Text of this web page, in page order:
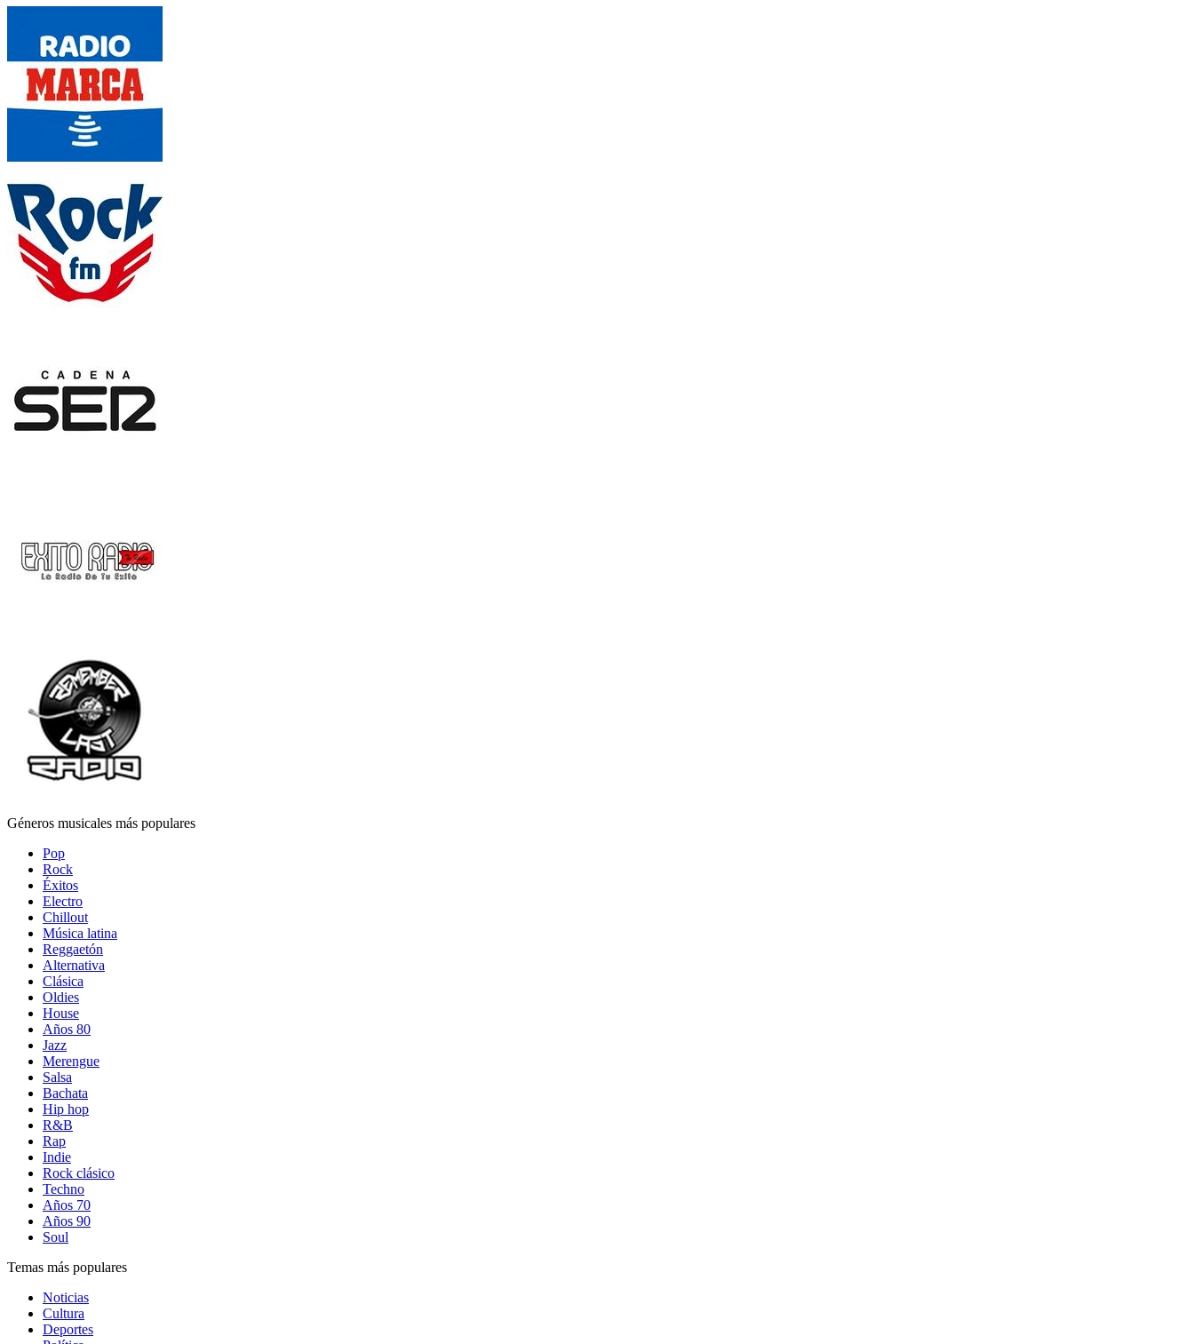
Géneros musicales más populares
Pop
Rock
Éxitos
Electro
Chillout
Música latina
Reggaetón
Alternativa
Clásica
Oldies
House
Años 80
Jazz
Merengue
Salsa
Bachata
Hip hop
R&B
Rap
Indie
Rock clásico
Techno
Años 70
Años 90
Soul
Temas más populares
Noticias
Cultura
Deportes